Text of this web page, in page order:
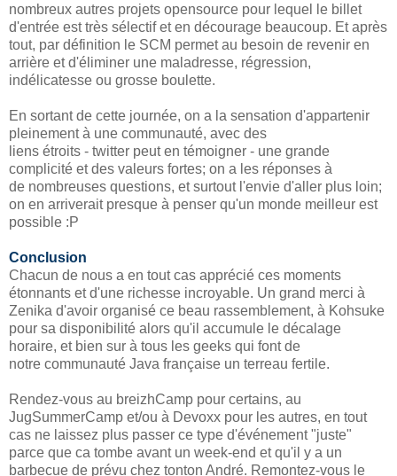
nombreux autres projets opensource pour lequel le billet
d'entrée est très sélectif et en décourage beaucoup. Et après
tout, par définition le SCM permet au besoin de revenir en
arrière et d'éliminer une maladresse, régression,
indélicatesse ou grosse boulette.
En sortant de cette journée, on a la sensation d'appartenir
pleinement à une communauté, avec des
liens étroits - twitter peut en témoigner - une grande
complicité et des valeurs fortes; on a les réponses à
de nombreuses questions, et surtout l'envie d'aller plus loin;
on en arriverait presque à penser qu'un monde meilleur est
possible :P
Conclusion
Chacun de nous a en tout cas apprécié ces moments
étonnants et d'une richesse incroyable. Un grand merci à
Zenika d'avoir organisé ce beau rassemblement, à Kohsuke
pour sa disponibilité alors qu'il accumule le décalage
horaire, et bien sur à tous les geeks qui font de
notre communauté Java française un terreau fertile.
Rendez-vous au breizhCamp pour certains, au
JugSummerCamp et/ou à Devoxx pour les autres, en tout
cas ne laissez plus passer ce type d'événement "juste"
parce que ca tombe avant un week-end et qu'il y a un
barbecue de prévu chez tonton André. Remontez-vous le